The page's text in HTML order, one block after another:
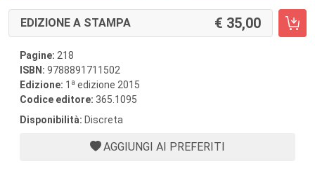
EDIZIONE A STAMPA 35,00
Pagine: 218
ISBN: 9788891711502
Edizione: 1 a edizione 2015
Codice editore: 365.1095
Disponibilità: Discreta
AGGIUNGI AI PREFERITI